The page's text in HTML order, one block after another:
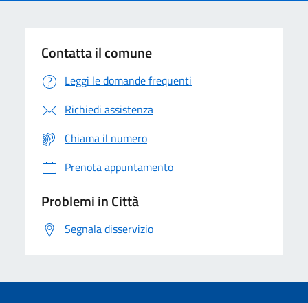
Contatta il comune
Leggi le domande frequenti
Richiedi assistenza
Chiama il numero
Prenota appuntamento
Problemi in Città
Segnala disservizio